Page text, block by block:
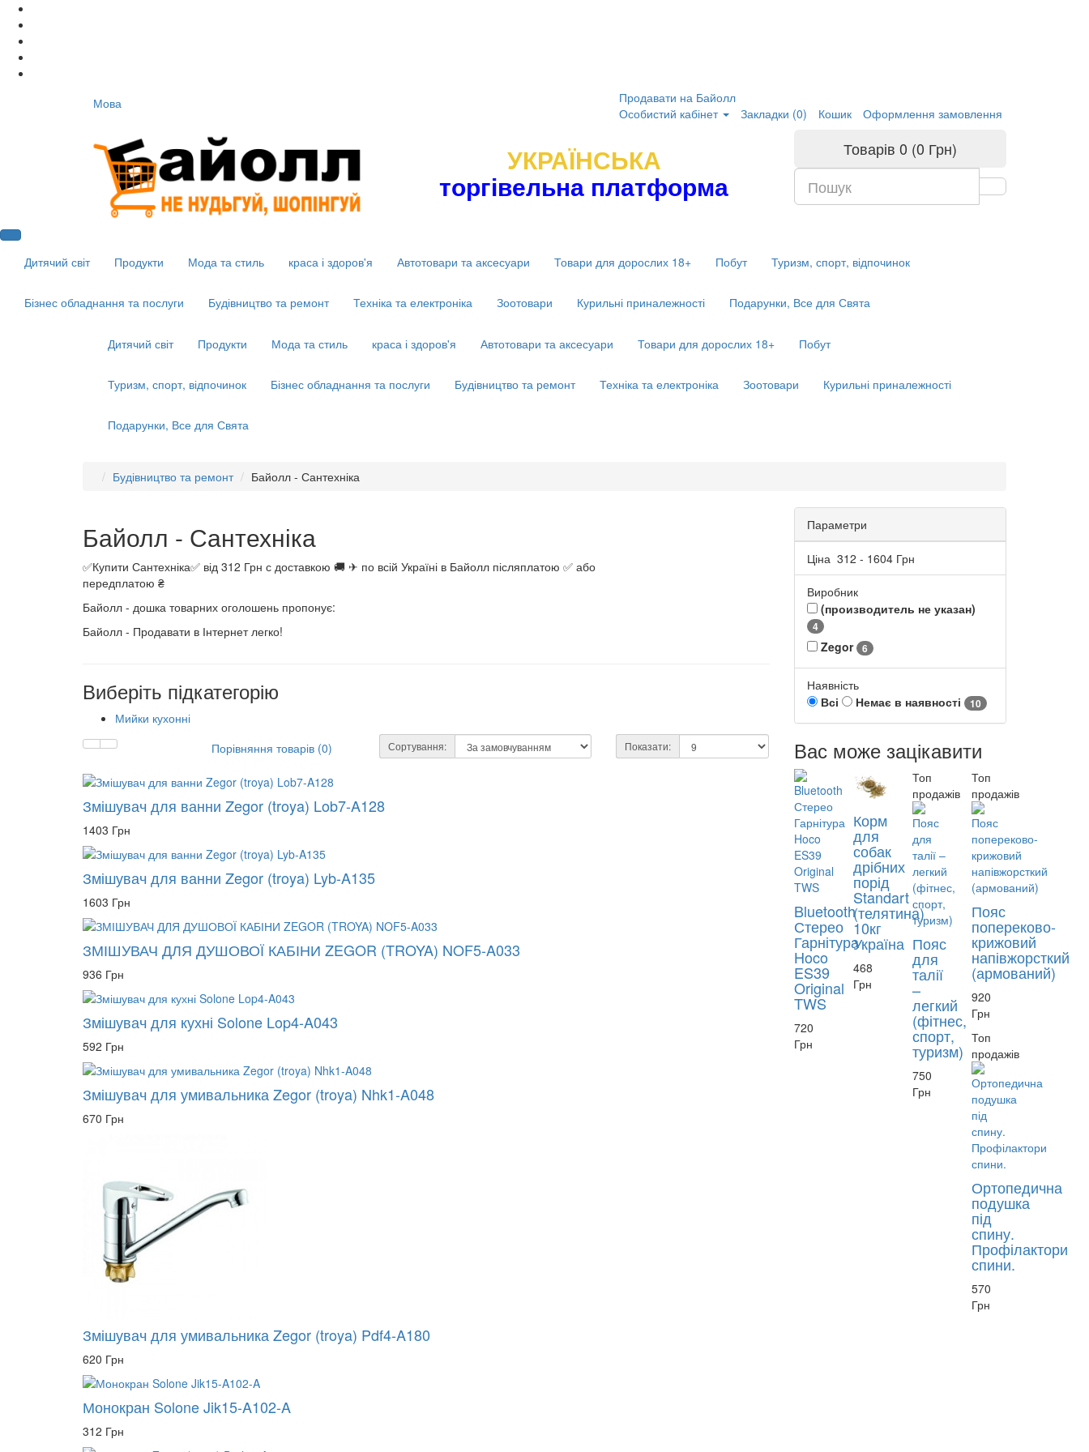
Мова
Продавати на Байолл
Особистий кабінет
Закладки (0) Кошик Оформлення замовлення
УКРАЇНСЬКА
торгівельна платформа
Товарів 0 (0 Грн)
Дитячий світ Продукти Мода та стиль краса і здоров'я Автотовари та аксесуари Товари для дорослих 18+ Побут Туризм, спорт, відпочинок
Бізнес обладнання та послуги Будівництво та ремонт Техніка та електроніка Зоотовари Курильні приналежності Подарунки, Все для Свята
Дитячий світ Продукти Мода та стиль краса і здоров'я Автотовари та аксесуари Товари для дорослих 18+ Побут
Туризм, спорт, відпочинок Бізнес обладнання та послуги Будівництво та ремонт Техніка та електроніка Зоотовари Курильні приналежності
Подарунки, Все для Свята
Будівництво та ремонт Байолл - Сантехніка
Байолл - Сантехніка
✅Купити Сантехніка✅ від 312 Грн с доставкою 🚚 ✈ по всій Україні в Байолл післяплатою ✅ або
передплатою ₴
Байолл - дошка товарних оголошень пропонує:
Байолл - Продавати в Інтернет легко!
Виберіть підкатегорію
Мийки кухонні
Порівняння товарів (0)
Сортування: Показати:
Змішувач для ванни Zegor (troya) Lob7-A128
1403 Грн
Змішувач для ванни Zegor (troya) Lyb-A135
1603 Грн
ЗМІШУВАЧ ДЛЯ ДУШОВОЇ КАБІНИ ZEGOR (TROYA) NOF5-A033
936 Грн
Змішувач для кухні Solone Lop4-A043
592 Грн
Змішувач для умивальника Zegor (troya) Nhk1-A048
670 Грн
Змішувач для умивальника Zegor (troya) Pdf4-A180
620 Грн
Монокран Solone Jik15-A102-A
312 Грн
Параметри
Ціна 312 - 1604Грн
Виробник
(производитель не указан)
4
Zegor 6
Наявність
Всі
Немає в наявності 10
Вас може зацікавити
Bluetooth
Стерео
Гарнітура
Hoco
ES39
Original
TWS
720
Грн
Корм
для
собак
дрібних
порід
Standart
(телятина)
10кг
Україна
468
Грн
Топ
продажів
Пояс
для
талії
–
легкий
(фітнес,
спорт,
туризм)
750
Грн
Топ
продажів
Пояс
попереково-
крижовий
напівжорсткий
(армований)
920
Грн
Топ
продажів
Ортопедична
подушка
під
спину.
Профілактори
спини.
570
Грн